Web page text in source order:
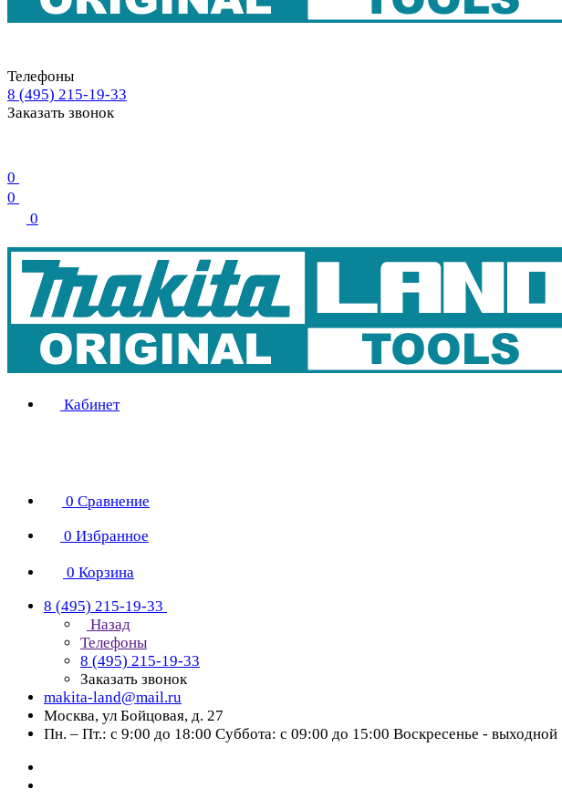
Телефоны
8 (495) 215-19-33
Заказать звонок
0
0
0
Кабинет
0 Сравнение
0 Избранное
0 Корзина
8 (495) 215-19-33
Назад
Телефоны
8 (495) 215-19-33
Заказать звонок
makita-land@mail.ru
Москва, ул Бойцовая, д. 27
Пн. – Пт.: с 9:00 до 18:00 Суббота: с 09:00 до 15:00 Воскресенье - выходной